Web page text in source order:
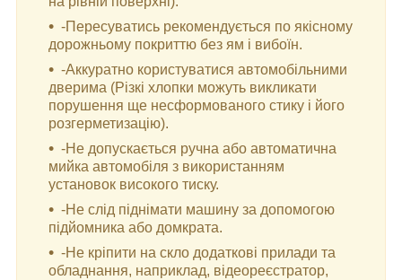
-Пересуватись рекомендується по якісному
дорожньому покриттю без ям і вибоїн.
-Аккуратно користуватися автомобільними
дверима (Різкі хлопки можуть викликати
порушення ще несформованого стику і його
розгерметизацію).
-Не допускається ручна або автоматична
мийка автомобіля з використанням
установок високого тиску.
-Не слід піднімати машину за допомогою
підйомника або домкрата.
-Не кріпити на скло додаткові прилади та
обладнання, наприклад, відеореєстратор,